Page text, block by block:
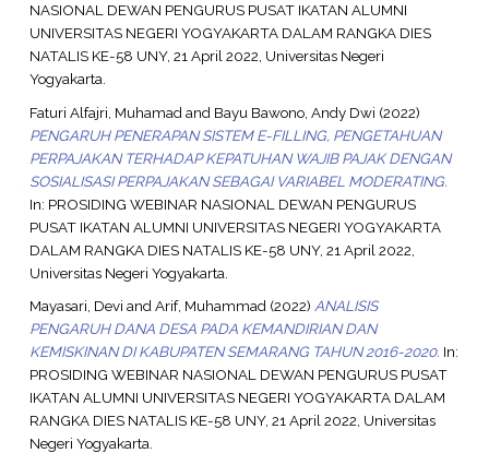
NASIONAL DEWAN PENGURUS PUSAT IKATAN ALUMNI
UNIVERSITAS NEGERI YOGYAKARTA DALAM RANGKA DIES
NATALIS KE-58 UNY, 21 April 2022, Universitas Negeri
Yogyakarta.
Faturi Alfajri, Muhamad and Bayu Bawono, Andy Dwi (2022)
PENGARUH PENERAPAN SISTEM E-FILLING, PENGETAHUAN
PERPAJAKAN TERHADAP KEPATUHAN WAJIB PAJAK DENGAN
SOSIALISASI PERPAJAKAN SEBAGAI VARIABEL MODERATING.
In: PROSIDING WEBINAR NASIONAL DEWAN PENGURUS
PUSAT IKATAN ALUMNI UNIVERSITAS NEGERI YOGYAKARTA
DALAM RANGKA DIES NATALIS KE-58 UNY, 21 April 2022,
Universitas Negeri Yogyakarta.
Mayasari, Devi and Arif, Muhammad (2022) ANALISIS
PENGARUH DANA DESA PADA KEMANDIRIAN DAN
KEMISKINAN DI KABUPATEN SEMARANG TAHUN 2016-2020. In:
PROSIDING WEBINAR NASIONAL DEWAN PENGURUS PUSAT
IKATAN ALUMNI UNIVERSITAS NEGERI YOGYAKARTA DALAM
RANGKA DIES NATALIS KE-58 UNY, 21 April 2022, Universitas
Negeri Yogyakarta.